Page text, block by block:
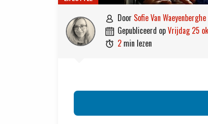
 door Sofie Van Waeyenberghe
 gepubliceerd op vrijdag 25
 2 min lezen